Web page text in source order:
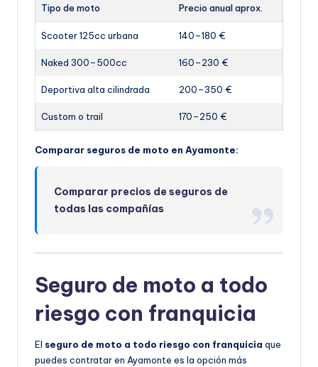
Tipo de moto Precio anual aprox.
Scooter 125cc urbana 140–180 €
Naked 300–500cc 160–230 €
Deportiva alta cilindrada 200–350 €
Custom o trail 170–250 €
Comparar seguros de moto en Ayamonte:
Comparar precios de seguros de
todas las compañías
Seguro de moto a todo
riesgo con franquicia
El seguro de moto a todo riesgo con franquicia que
puedes contratar en Ayamonte es la opción más